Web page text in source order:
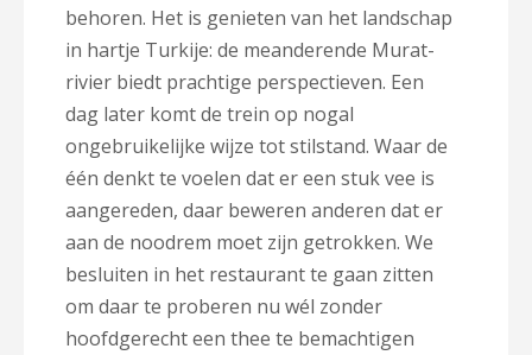
behoren. Het is genieten van het landschap
in hartje Turkije: de meanderende Murat-
rivier biedt prachtige perspectieven. Een
dag later komt de trein op nogal
ongebruikelijke wijze tot stilstand. Waar de
één denkt te voelen dat er een stuk vee is
aangereden, daar beweren anderen dat er
aan de noodrem moet zijn getrokken. We
besluiten in het restaurant te gaan zitten
om daar te proberen nu wél zonder
hoofdgerecht een thee te bemachtigen